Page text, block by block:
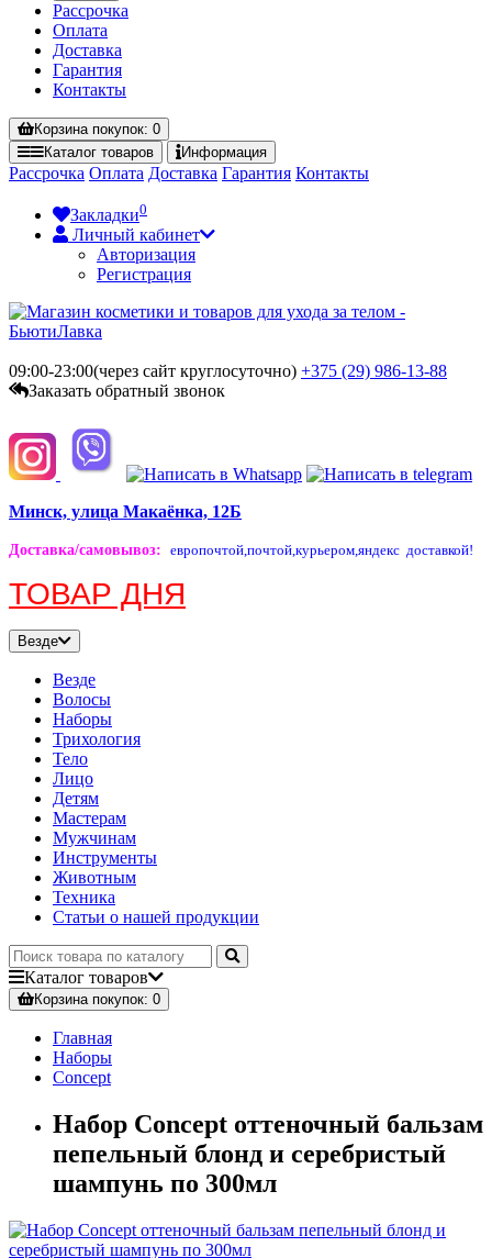
Рассрочка
Оплата
Доставка
Гарантия
Контакты
Корзинапокупок: 0
Каталог товаров Информация
Рассрочка Оплата Доставка Гарантия Контакты
Закладки0
Личный кабинет
Авторизация
Регистрация
09:00-23:00(через сайт круглосуточно) +375 (29) 986-13-88
Заказать обратный звонок
Минск, улица Макаёнка, 12Б
Доставка/самовывоз: европочтой,почтой,курьером,яндекс доставкой!
ТОВАР ДНЯ
Везде
Везде
Волосы
Наборы
Трихология
Тело
Лицо
Детям
Мастерам
Мужчинам
Инструменты
Животным
Техника
Статьи о нашей продукции
Каталог товаров
Корзинапокупок: 0
Главная
Наборы
Concept
Набор Concept оттеночный бальзам
пепельный блонд и серебристый
шампунь по 300мл